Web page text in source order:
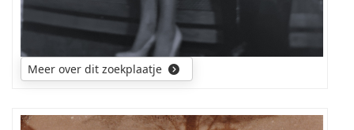
Meer over dit zoekplaatje